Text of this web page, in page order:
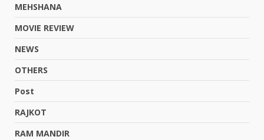
MEHSHANA
MOVIE REVIEW
NEWS
OTHERS
Post
RAJKOT
RAM MANDIR